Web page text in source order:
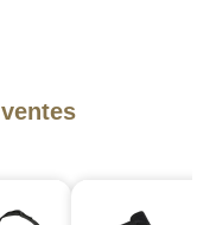
ventes